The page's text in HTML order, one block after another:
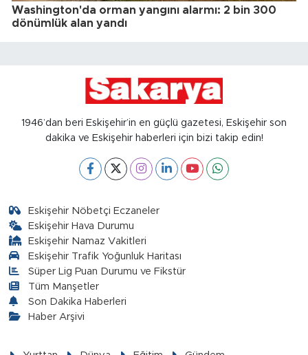
Washington'da orman yangını alarmı: 2 bin 300
dönümlük alan yandı
1946’dan beri Eskişehir’in en güçlü gazetesi, Eskişehir son
dakika ve Eskişehir haberleri için bizi takip edin!
Eskişehir Nöbetçi Eczaneler
Eskişehir Hava Durumu
Eskişehir Namaz Vakitleri
Eskişehir Trafik Yoğunluk Haritası
Süper Lig Puan Durumu ve Fikstür
Tüm Manşetler
Son Dakika Haberleri
Haber Arşivi